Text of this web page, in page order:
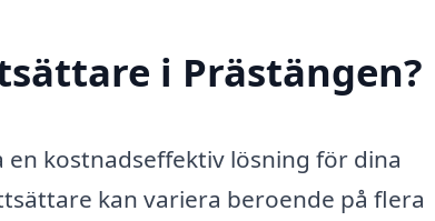
i Prästängen?
kostnadseffektiv lösning för dina
kan variera beroende på flera